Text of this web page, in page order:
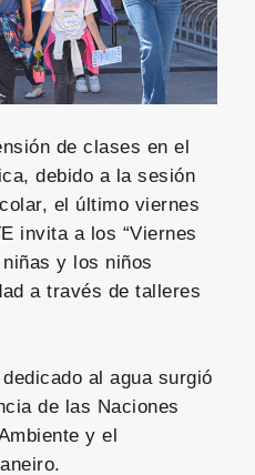
de clases en el
debido a la sesión
el último viernes
invita a los “Viernes
y los niños
a través de talleres
al agua surgió
de las Naciones
y el